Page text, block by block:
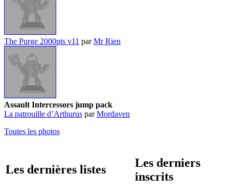
The Purge 2000pts v11 parMr Rien
Assault Intercessors jump pack
La patrouille d’Arthurus parMordaven
Toutes les photos
Les dernières listes
Les derniers
inscrits